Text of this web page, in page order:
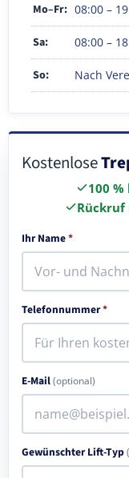
Mo–Fr: 08:00 –
Sa: 08:00 –
So: Nach
Kostenlose
100
Ihr Name*
Telefonnummer*
E-Mail(optional)
Gewünschter Lift-Typ